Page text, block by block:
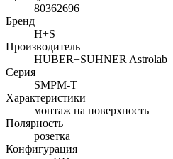
80362696
Бренд
H+S
Производитель
HUBER+SUHNER Astrolab
Серия
SMPM-T
Характеристики
монтаж на поверхность
Полярность
розетка
Конфигурация